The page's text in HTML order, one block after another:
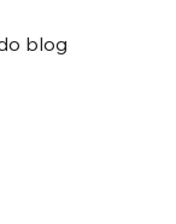
blog